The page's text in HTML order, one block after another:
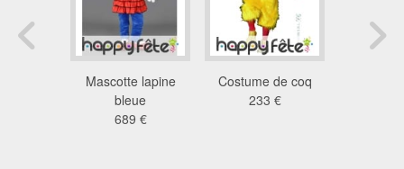
Mascotte lapine
bleue
689 €
Costume de coq
233 €